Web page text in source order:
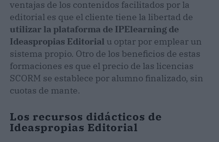
ventajas de los contenidos facilitados por la
editorial es que el cliente tiene la libertad de
utilizar la plataforma de IPElearning de
Ideaspropias Editorial u optar por emplear un
sistema propio. Otro de los beneficios de estas
formaciones es que el precio de las licencias
SCORM se establece por alumno finalizado, sin
cuotas de mante.
Los recursos didácticos de
Ideaspropias Editorial